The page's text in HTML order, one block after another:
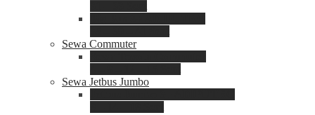
Sewa Commuter
Sewa Jetbus Jumbo